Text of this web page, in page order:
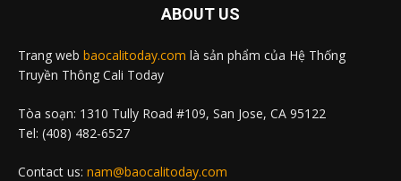
ABOUT US
Trang web baocalitoday.com là sản phẩm của Hệ Thống
Truyền Thông Cali Today
Tòa soạn: 1310 Tully Road #109, San Jose, CA 95122
Tel: (408) 482-6527
Contact us: nam@baocalitoday.com